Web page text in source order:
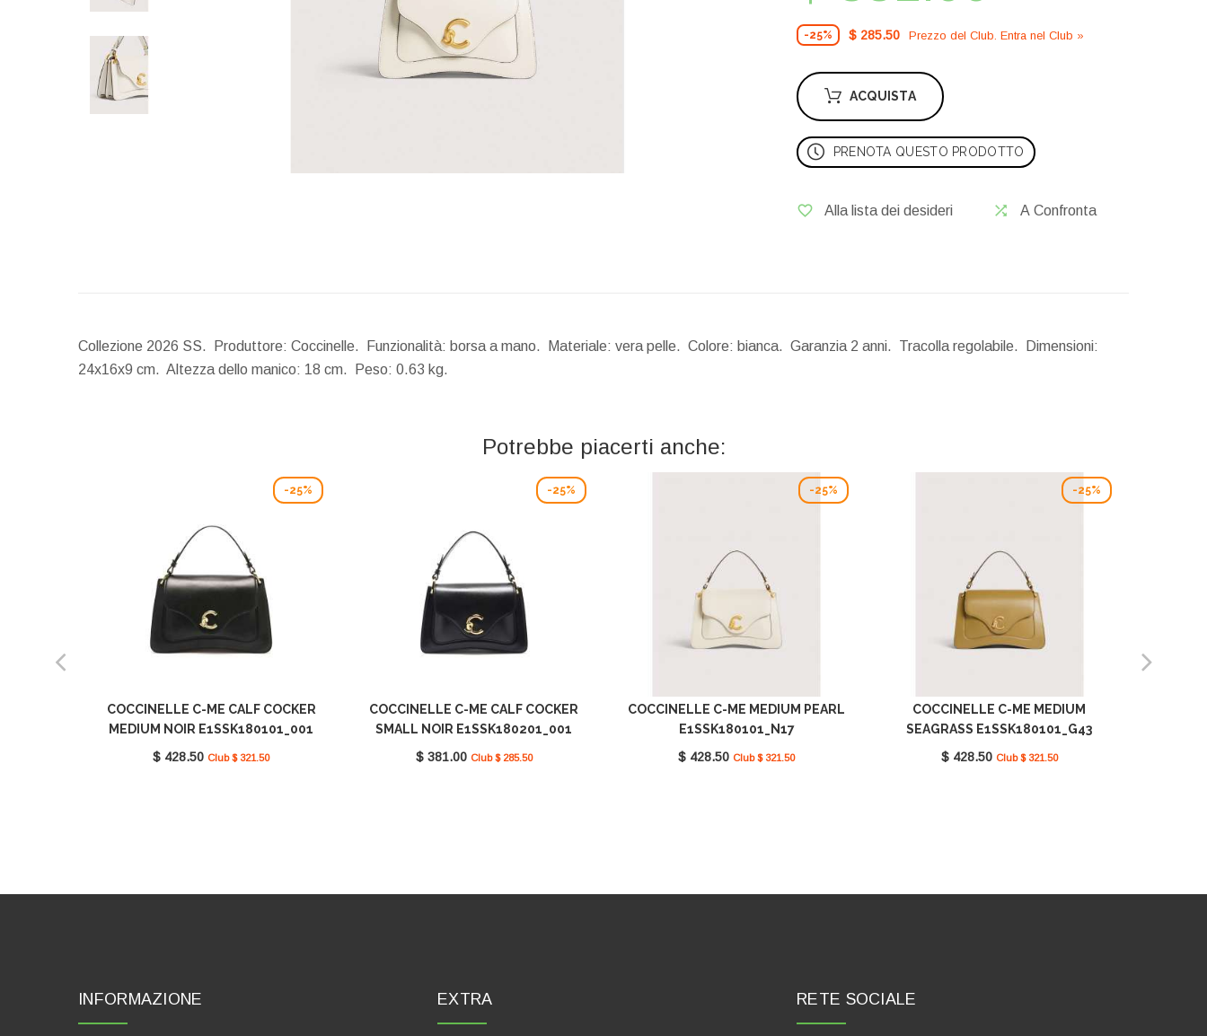
-25% $ 285.50 Prezzo del Сlub. Entra nel Сlub »
ACQUISTA
PRENOTA QUESTO PRODOTTO
Alla lista dei desideri A Confronta
Collezione 2026 SS. Produttore: Coccinelle. Funzionalità: borsa a mano. Materiale: vera pelle. Colore: bianca. Garanzia 2 anni. Tracolla regolabile.
Dimensioni:
24x16x9 cm. Altezza dello manico: 18 cm. Peso: 0.63 kg.
Potrebbe piacerti anche:
-25%
COCCINELLE C-ME CALF COCKER
MEDIUM NOIR E1SSK180101_001
$ 428.50 Club $ 321.50
-25%
COCCINELLE C-ME CALF COCKER
SMALL NOIR E1SSK180201_001
$ 381.00 Club $ 285.50
-25%
COCCINELLE C-ME MEDIUM PEARL
E1SSK180101_N17
$ 428.50 Club $ 321.50
-25%
COCCINELLE C-ME MEDIUM
SEAGRASS E1SSK180101_G43
$ 428.50 Club $ 321.50
INFORMAZIONE EXTRA RETE SOCIALE